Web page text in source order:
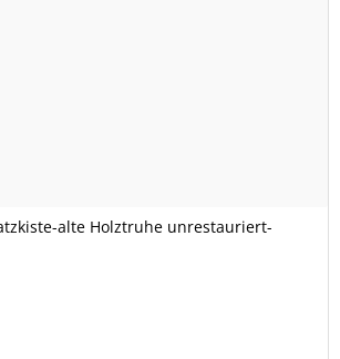
alte Holztruhe unrestauriert-